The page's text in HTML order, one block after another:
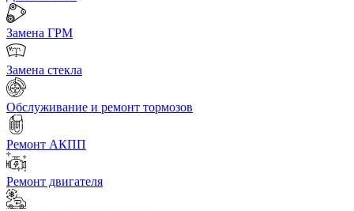
Замена ГРМ
Замена стекла
Обслуживание и ремонт тормозов
Ремонт АКПП
Ремонт двигателя